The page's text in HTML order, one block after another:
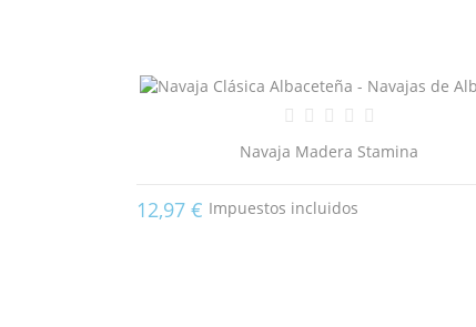
Navaja Madera Stamina
12,97 € Impuestos incluidos